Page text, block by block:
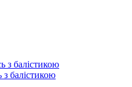
балістикою